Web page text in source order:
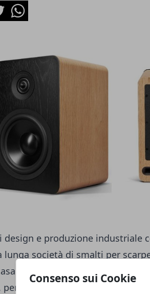
Consenso sui Cookie
Whatsapp
design e produzione industriale
lunga società di smalti per
produttrice di monitor da
creare il suo primo